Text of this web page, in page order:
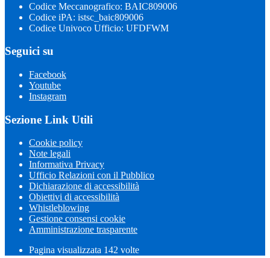
Codice Meccanografico: BAIC809006
Codice iPA: istsc_baic809006
Codice Univoco Ufficio: UFDFWM
Seguici su
Facebook
Youtube
Instagram
Sezione Link Utili
Cookie policy
Note legali
Informativa Privacy
Ufficio Relazioni con il Pubblico
Dichiarazione di accessibilità
Obiettivi di accessibilità
Whistleblowing
Gestione consensi cookie
Amministrazione trasparente
Pagina visualizzata 142 volte